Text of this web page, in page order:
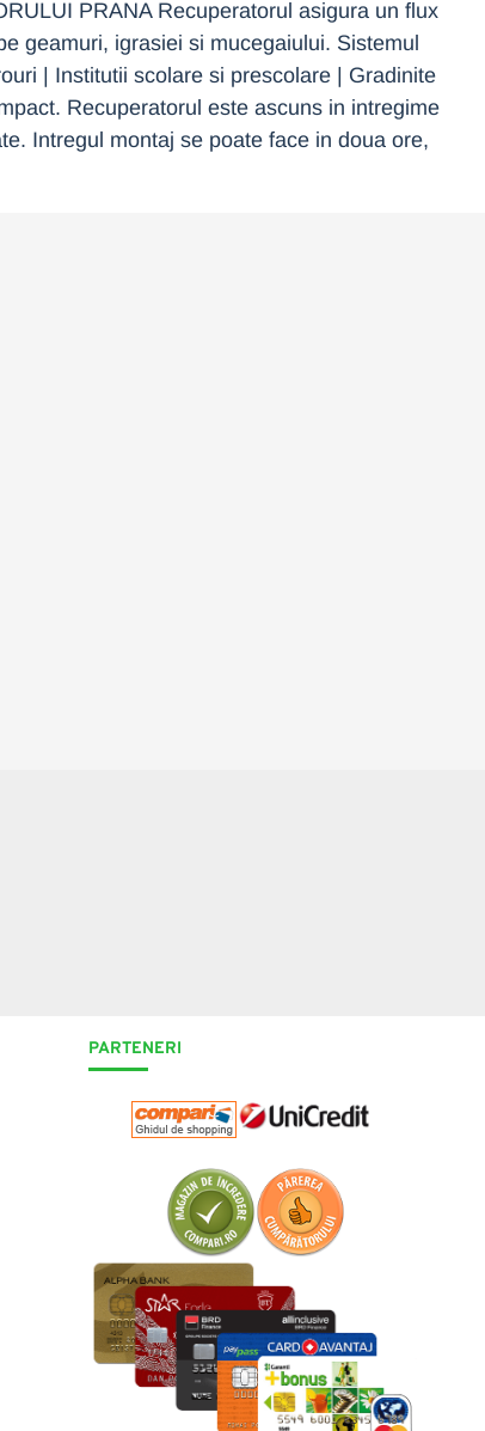
PRANA Recuperatorul asigura un flux
geamuri, igrasiei si mucegaiului. Sistemul
| Institutii scolare si prescolare | Gradinite
Recuperatorul este ascuns in intregime
Intregul montaj se poate face in doua ore,
PARTENERI